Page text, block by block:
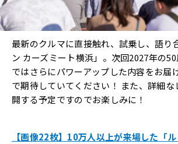
最新のクルマに直接触れ、試乗し、語り
ン カーズミート横浜」。次回2027年の
ではさらにパワーアップした内容をお届
で期待していてください！ また、詳細
開する予定ですのでお楽しみに！
【画像22枚】10万人以上が来場した「